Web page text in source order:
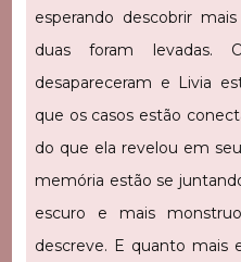
esperando descobrir
duas foram levadas.
desapareceram e Livia
que os casos estão
do que ela revelou em
memória estão se
escuro e mais
descreve. E quanto mais